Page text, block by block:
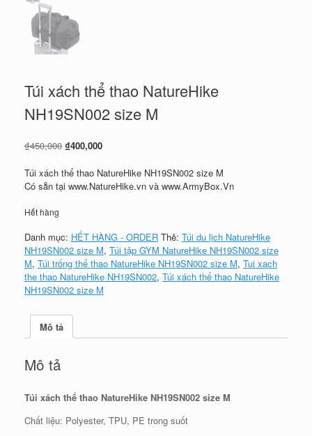
Túi xách thể thao NatureHike
NH19SN002 size M
₫450,000 Giá
là:
₫450,000.
₫400,000Giá
tại
là:
Túi xách thể thao NatureHike NH19SN002 size M
Có sẵn tại www.NatureHike.vn và www.ArmyBox.Vn
Hết hàng
Danh mục: HẾT HÀNG - ORDER Thẻ: Túi du lịch NatureHike
NH19SN002 size M, Túi tập GYM NatureHike NH19SN002 size
M, Túi trống thể thao NatureHike NH19SN002 size M, Tui xach
the thao NatureHike NH19SN002, Túi xách thể thao NatureHike
NH19SN002 size M
Mô tả
Mô tả
Túi xách thể thao NatureHike NH19SN002 size M
Chất liệu: Polyester, TPU, PE trong suốt